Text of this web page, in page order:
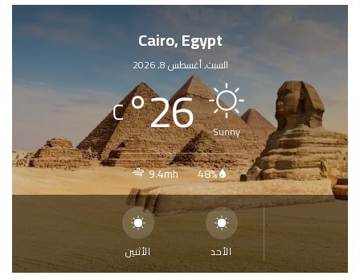
Cairo, Egypt
السبت, أغسطس 8, 2026
Sunny
26
°
C
48%
9.4mh
الأحد الأثنين